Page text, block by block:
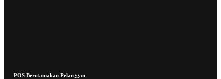
POS Berutamakan Pelanggan